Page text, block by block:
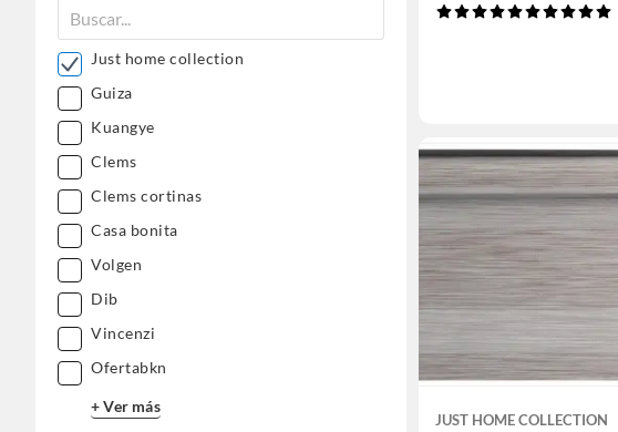
Just home collection
Guiza
Kuangye
Clems
Clems cortinas
Casa bonita
Volgen
Dib
Vincenzi
Ofertabkn
+ Ver más
JUST HOME COLLECTION